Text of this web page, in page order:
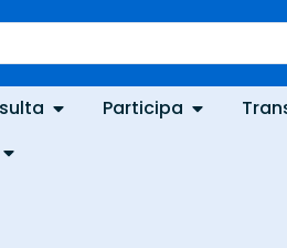
Participa